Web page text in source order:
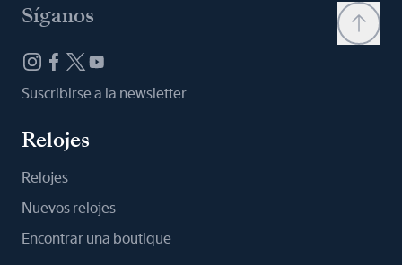
Síganos
Suscribirse a la newsletter
Relojes
Relojes
Nuevos relojes
Encontrar una boutique